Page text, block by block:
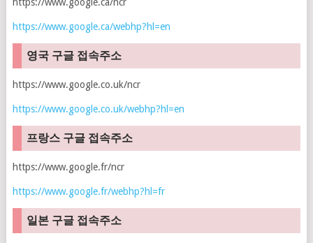
https://www.google.ca/webhp?hl=en
영국 구글 접속주소
https://www.google.co.uk/ncr
https://www.google.co.uk/webhp?hl=en
프랑스 구글 접속주소
https://www.google.fr/ncr
https://www.google.fr/webhp?hl=fr
일본 구글 접속주소